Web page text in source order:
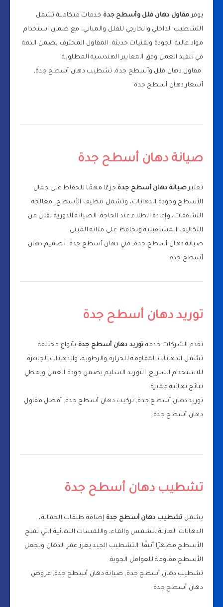
يوفر مقاول دهان فلل وأسطح جدة خدمات متكاملة تشمل
التشطيب الداخلي والخارجي للفلل والمباني، مع ضمان استخدام
مواد عالية الجودة وتقنيات حديثة. المقاول المحترف يضمن الدقة
في تنفيذ العمل وفق المعايير الهندسية المطلوبة.
مقاول دهان فلل وأسطح جدة, تشطيب دهان أسطح جدة,
أسعار دهان أسطح جدة
صيانة دهان أسطح جدة
تعتبر صيانة دهان أسطح جدة جزءًا مهمًا للحفاظ على جمال
الأسطح وجودة الدهانات، وتشمل تنظيف الأسطح، معالجة
التشققات، وإعادة الطلاء عند الحاجة. الصيانة الدورية تقلل من
التكاليف المستقبلية وتحافظ على متانة المبنى.
صيانة دهان أسطح جدة, فني دهان أسطح جدة, تصميم دهان
أسطح جدة
توريد دهان أسطح جدة
تقدم الشركات خدمة توريد دهان أسطح جدة بأنواع مختلفة
تشمل الدهانات المقاومة للحرارة والرطوبة، والدهانات الجاهزة
للاستخدام السريع. التوريد السليم يضمن جودة العمل ويعطي
نتائج نهائية مميزة.
توريد دهان أسطح جدة, تركيب دهان أسطح جدة, أفضل مقاول
دهان أسطح جدة
تشطيب دهان أسطح جدة
يشمل تشطيب دهان أسطح جدة إضافة طبقات الحماية،
الدهانات العازلة للشمس والماء، واللمسات النهائية التي تمنح
الأسطح مظهرًا أنيقًا. التشطيب الجيد يعزز عمر الدهان ويجعل
الأسطح مقاومة للعوامل الجوية.
تشطيب دهان أسطح جدة, صيانة دهان أسطح جدة, عروض
دهان أسطح جدة